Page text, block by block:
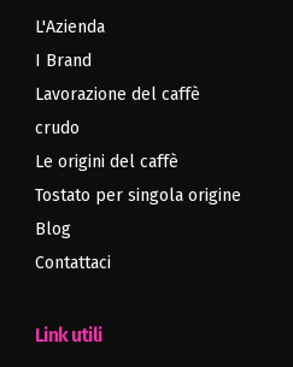
Articolo
precedente
L'Azienda
I Brand
Lavorazione del caffè
crudo
Le origini del caffè
Tostato per singola origine
Blog
Contattaci
Link utili